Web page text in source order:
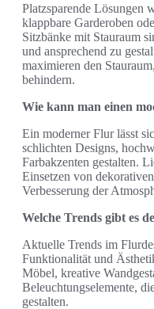
Platzsparende Lösungen
klappbare Garderoben
Sitzbänke mit Stauraum
und ansprechend zu
maximieren den
behindern.
Wie kann man einen
Ein moderner Flur lässt
schlichten Designs,
Farbakzenten gestalten.
Einsetzen von
Verbesserung der
Welche Trends gibt es
Aktuelle Trends im
Funktionalität und
Möbel, kreative
Beleuchtungselemente,
gestalten.